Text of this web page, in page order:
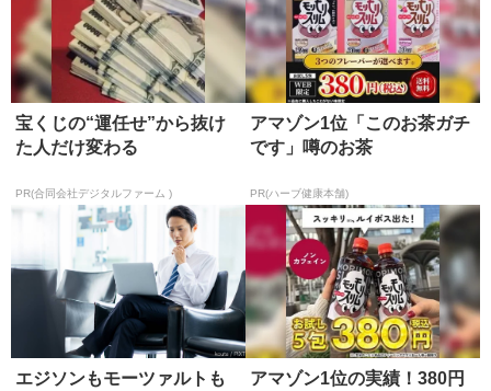
宝くじの“運任せ”から抜け
た人だけ変わる
PR(合同会社デジタルファーム )
アマゾン1位「このお茶ガチ
です」噂のお茶
PR(ハーブ健康本舗)
エジソンもモーツァルトも
アマゾン1位の実績！380円